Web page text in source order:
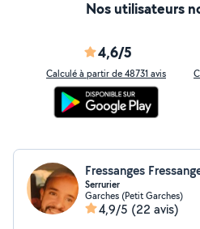
Nos utilisateurs
4,6/5
Calculé à partir de 48731 avis
Fressanges
Serrurier
Garches (Petit Garches)
4,9/5 (22 avis)